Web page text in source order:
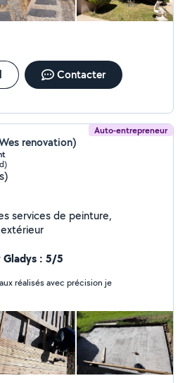
Contacter
Auto-entrepreneur
renovation)
services de peinture,
Gladys : 5/5
réalisés avec précision je